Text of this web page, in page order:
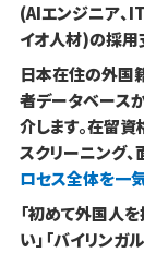
(AIエンジニア、
イオ人材)の採用
日本在住の外国
者データベース
介します。在留
スクリーニング、
ロセス全体を一
「初めて外国人
い」「バイリンガ